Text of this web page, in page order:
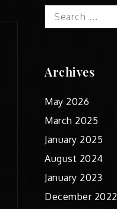
Search
for:
Archives
May 2026
March 2025
January 2025
August 2024
January 2023
December 2022